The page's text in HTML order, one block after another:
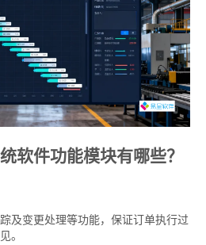
件功能模块有哪些？
变更处理等功能，保证订单执行过
。